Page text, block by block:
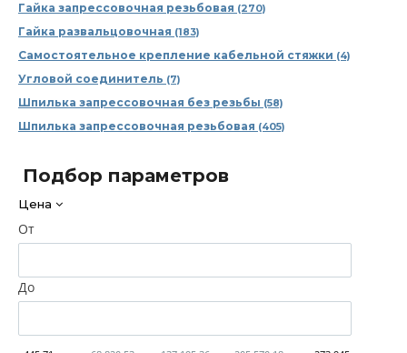
Гайка запрессовочная резьбовая (270)
Гайка развальцовочная (183)
Самостоятельное крепление кабельной стяжки (4)
Угловой соединитель (7)
Шпилька запрессовочная без резьбы (58)
Шпилька запрессовочная резьбовая (405)
Подбор параметров
Цена
От
До